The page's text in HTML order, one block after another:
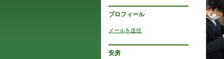
プロフィール
メールを送信
安房